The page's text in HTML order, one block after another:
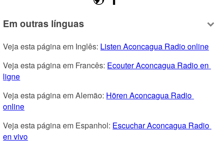
Em outras línguas
Veja esta página em Inglês: Listen Aconcagua Radio online
Veja esta página em Francês: Ecouter Aconcagua Radio en
ligne
Veja esta página em Alemão: Hören Aconcagua Radio
online
Veja esta página em Espanhol: Escuchar Aconcagua Radio
en vivo